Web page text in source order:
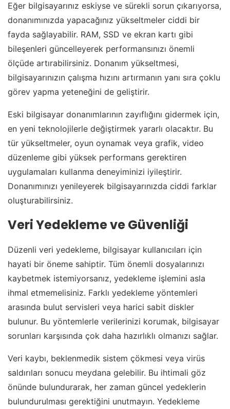
Eğer bilgisayarınız eskiyse ve sürekli sorun çıkarıyorsa,
donanımınızda yapacağınız yükseltmeler ciddi bir
fayda sağlayabilir. RAM, SSD ve ekran kartı gibi
bileşenleri güncelleyerek performansınızı önemli
ölçüde artırabilirsiniz. Donanım yükseltmesi,
bilgisayarınızın çalışma hızını artırmanın yanı sıra çoklu
görev yapma yeteneğini de geliştirir.
Eski bilgisayar donanımlarının zayıflığını gidermek için,
en yeni teknolojilerle değiştirmek yararlı olacaktır. Bu
tür yükseltmeler, oyun oynamak veya grafik, video
düzenleme gibi yüksek performans gerektiren
uygulamaları kullanma deneyiminizi iyileştirir.
Donanımınızı yenileyerek bilgisayarınızda ciddi farklar
oluşturabilirsiniz.
Veri Yedekleme ve Güvenliği
Düzenli veri yedekleme, bilgisayar kullanıcıları için
hayati bir öneme sahiptir. Tüm önemli dosyalarınızı
kaybetmek istemiyorsanız, yedekleme işlemini asla
ihmal etmemelisiniz. Farklı yedekleme yöntemleri
arasında bulut servisleri veya harici sabit diskler
bulunur. Bu yöntemlerle verilerinizi korumak, bilgisayar
sorunları karşısında çok daha hazırlıklı olmanızı sağlar.
Veri kaybı, beklenmedik sistem çökmesi veya virüs
saldırıları sonucu meydana gelebilir. Bu ihtimali göz
önünde bulundurarak, her zaman güncel yedeklerin
bulundurulması gerektiğini unutmayın. Yedekleme